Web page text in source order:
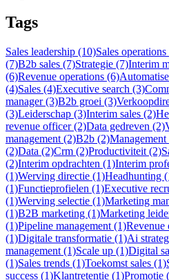
Tags
Sales leadership (10)Sales
(7)B2b sales (7)Strategie (7)Interim
(6)Revenue operations (6)
(4)Sales (4)Executive search (3)
manager (3)B2b groei (3)
(3)Leiderschap (3)Interim sales (2)
revenue officer (2)Data gedreven (2)
management (2)B2b (2)Management
(2)Data (2)Crm (2)Productiviteit (2)
(2)Interim opdrachten (1)Interim
(1)Werving directie (1)Headhunting
(1)Functieprofielen (1)Executive
(1)Werving selectie (1)Marketing
(1)B2B marketing (1)Marketing
(1)Pipeline management (1)Revenue
(1)Digitale transformatie (1)Ai
management (1)Scale up (1)Digital
(1)Sales trends (1)Toekomst sales (1)
success (1)Klantretentie (1)Promotie